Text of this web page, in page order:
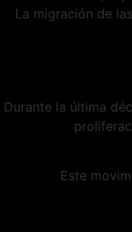
La migración de
Durante la última
Este